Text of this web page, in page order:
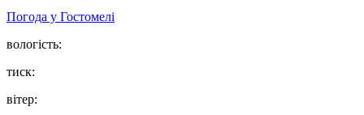
Погода у Гостомелі
вологість:
тиск:
вітер: